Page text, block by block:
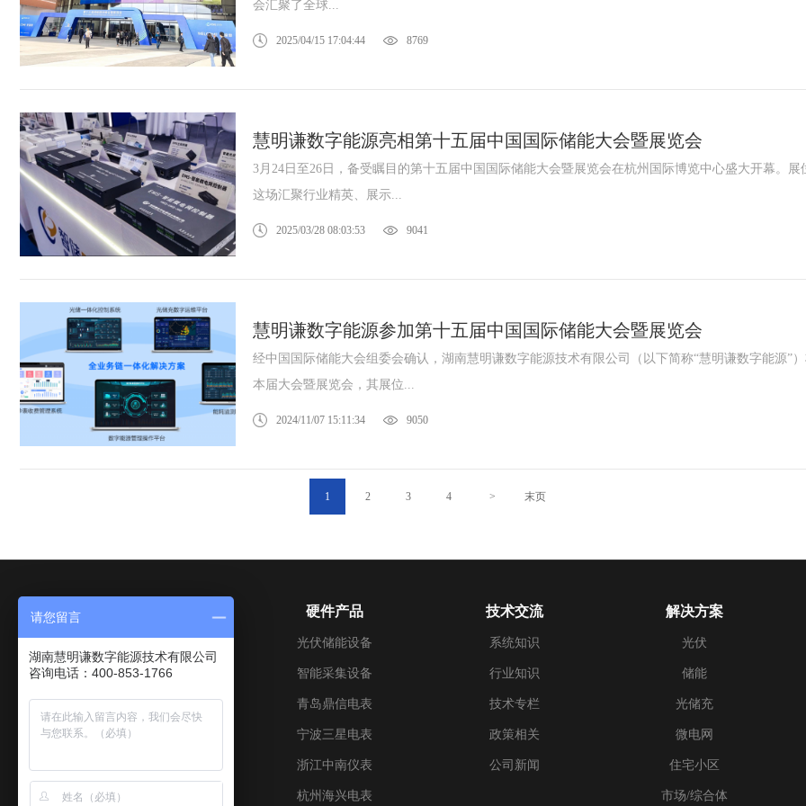
会汇聚了全球...
2025/04/15 17:04:44 8769
慧明谦数字能源亮相第十五届中国国际储能大会暨展览会
3月24日至26日，备受瞩目的第十五届中国国际储能大会暨展览会在杭州国际博览中心盛大开幕。展
这场汇聚行业精英、展示...
2025/03/28 08:03:53 9041
慧明谦数字能源参加第十五届中国国际储能大会暨展览会
经中国国际储能大会组委会确认，湖南慧明谦数字能源技术有限公司（以下简称“慧明谦数字能源”
本届大会暨展览会，其展位...
2024/11/07 15:11:34 9050
1 2 3 4 > 末页
成长历程
企业文化
加入我们
硬件产品
光伏储能设备
智能采集设备
青岛鼎信电表
宁波三星电表
浙江中南仪表
杭州海兴电表
技术交流
系统知识
行业知识
技术专栏
政策相关
公司新闻
解决方案
光伏
储能
光储充
微电网
住宅小区
市场/综合体
请您留言
湖南慧明谦数字能源技术有限公司
咨询电话：400-853-1766